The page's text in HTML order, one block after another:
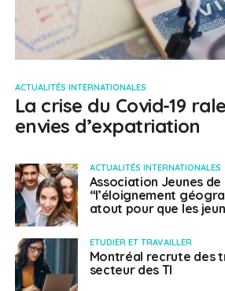
ACTUALITÉS INTERNATIONALES
La crise du Covid-19
envies d’expatriation
ACTUALITÉS INTERNATIONALES
Association Jeunes de
“l’éloignement
atout pour que les
ETUDIER ET TRAVAILLER
Montréal recrute des
secteur des TI